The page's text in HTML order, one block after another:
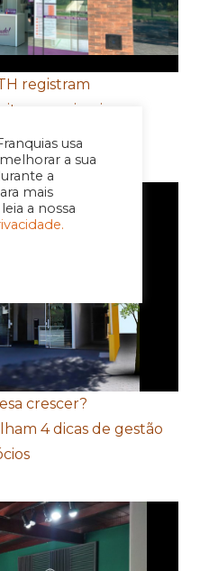
usa
a sua
a
mais
a nossa
registram
no primeiro
crescer?
4 dicas de gestão